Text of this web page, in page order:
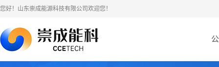
您好！山东崇成能源科技有限公司欢迎您！